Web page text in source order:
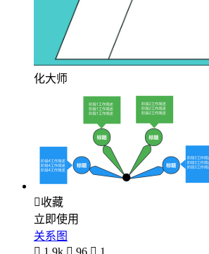
化大师
收藏
立即使用
关系图
 1.9k  96  1